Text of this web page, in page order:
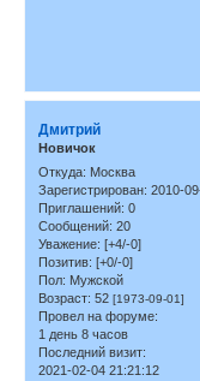
Дмитрий
Новичок
Откуда: Москва
Зарегистрирован: 2010-
Приглашений: 0
Сообщений: 20
Уважение: [+4/-0]
Позитив: [+0/-0]
Пол: Мужской
Возраст: 52 [1973-09-01]
Провел на форуме:
1 день 8 часов
Последний визит:
2021-02-04 21:21:12